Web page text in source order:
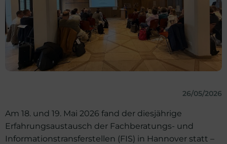
26/05/2026
Am 18. und 19. Mai 2026 fand der diesjährige
Erfahrungsaustausch der Fachberatungs- und
Informationstransferstellen (FIS) in Hannover statt –